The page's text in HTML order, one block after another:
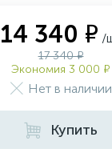
14 340 ₽ /
17 340 ₽
Экономия 3 000 ₽
Нет в наличии
Купить